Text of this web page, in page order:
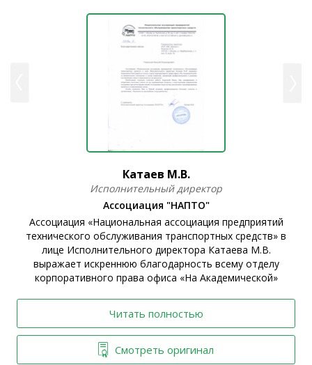
Катаев М.В.
Исполнительный директор
Ассоциация "НАПТО"
Ассоциация «Национальная ассоциация предприятий
технического обслуживания транспортных средств» в
лице Исполнительного директора Катаева М.В.
выражает искреннюю благодарность всему отделу
корпоративного права офиса «На Академической»
Читать полностью
Смотреть оригинал